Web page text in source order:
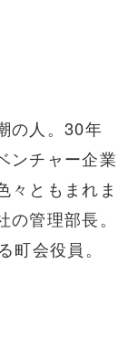
の人。30年
ンチャー企業
々ともまれま
管理部長。
町会役員。